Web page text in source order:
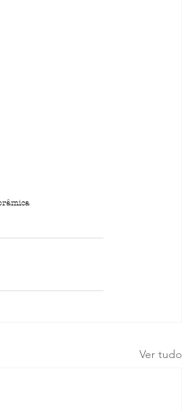
Ver tudo